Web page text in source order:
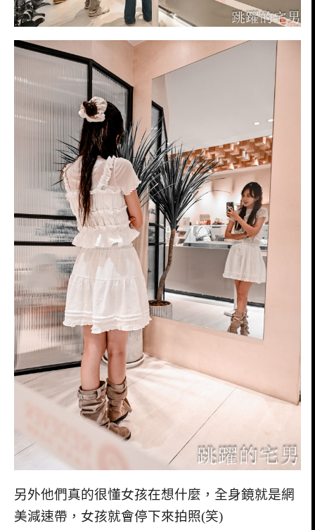
另外他們真的很懂女孩在想什麼，全身鏡就是網
美減速帶，女孩就會停下來拍照(笑)